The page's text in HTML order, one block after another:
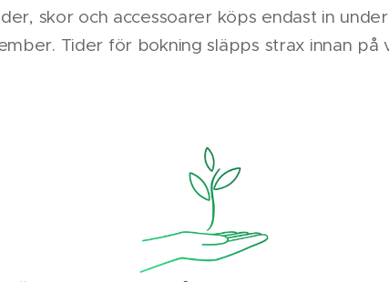
skor och accessoarer köps endast in
Tider för bokning släpps strax innan på